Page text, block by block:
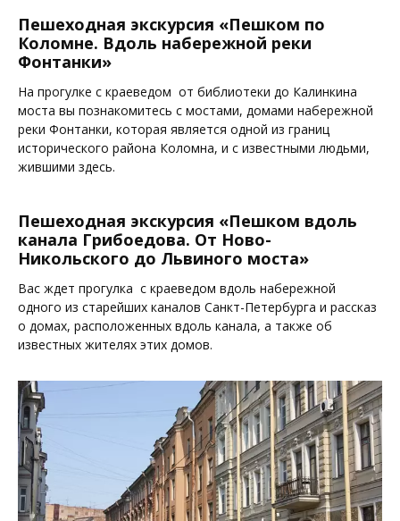
Пешеходная экскурсия «Пешком по
Коломне. Вдоль набережной реки
Фонтанки»
На прогулке с краеведом от библиотеки до Калинкина
моста вы познакомитесь с мостами, домами набережной
реки Фонтанки, которая является одной из границ
исторического района Коломна, и с известными людьми,
жившими здесь.
Пешеходная экскурсия «Пешком вдоль
канала Грибоедова. От Ново-
Никольского до Львиного моста»
Вас ждет прогулка с краеведом вдоль набережной
одного из старейших каналов Санкт-Петербурга и рассказ
о домах, расположенных вдоль канала, а также об
известных жителях этих домов.